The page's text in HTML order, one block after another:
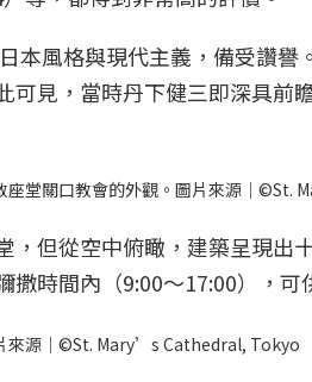
本風格與現代主義，備受讚譽
可見，當時丹下健三即深具前
座堂關口教會的外觀。圖片來源｜
，但從空中俯瞰，建築呈現出
時間內（9:00～17:00），可
來源｜©St. Mary’s Cathedral, Tokyo